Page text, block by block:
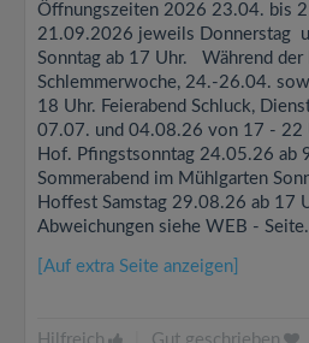
Öffnungszeiten 2026 23.04. bis
21.09.2026 jeweils Donnerstag
Sonntag ab 17 Uhr. Während der
Schlemmerwoche, 24.-26.04.
18 Uhr. Feierabend Schluck,
07.07. und 04.08.26 von 17 - 22
Hof. Pfingstsonntag 24.05.26 ab
Sommerabend im Mühlgarten
Hoffest Samstag 29.08.26 ab 17
Abweichungen siehe WEB - Seite.
[Auf extra Seite anzeigen]